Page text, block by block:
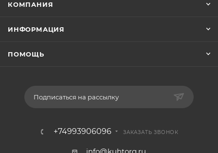
КОМПАНИЯ
ИНФОРМАЦИЯ
ПОМОЩЬ
Подписаться на рассылку
+74993906096 ЗАКАЗАТЬ ЗВОНОК